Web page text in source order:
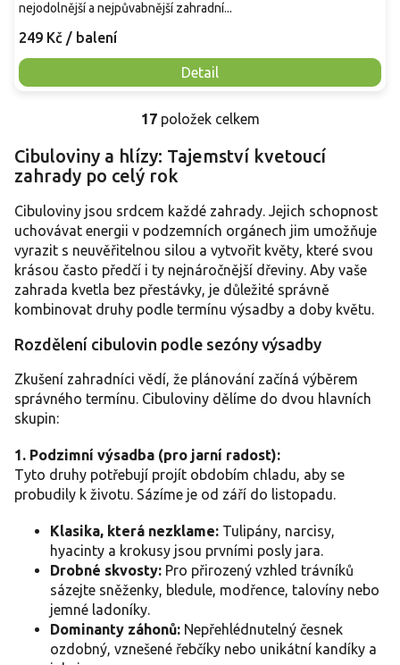
249 Kč / balení
Detail
nejodolnější a nejpůvabnější zahradní...
O
l
a
c
í
p
r
v
k
v
p
i
17položek celkem
Cibuloviny a hlízy: Tajemství kvetoucí
zahrady po celý rok
Cibuloviny jsou srdcem každé zahrady. Jejich schopnost
uchovávat energii v podzemních orgánech jim umožňuje
vyrazit s neuvěřitelnou silou a vytvořit květy, které svou
krásou často předčí i ty nejnáročnější dřeviny. Aby vaše
zahrada kvetla bez přestávky, je důležité správně
kombinovat druhy podle termínu výsadby a doby květu.
Rozdělení cibulovin podle sezóny výsadby
Zkušení zahradníci vědí, že plánování začíná výběrem
správného termínu. Cibuloviny dělíme do dvou hlavních
skupin:
1. Podzimní výsadba (pro jarní radost):
Tyto druhy potřebují projít obdobím chladu, aby se
probudily k životu. Sázíme je od září do listopadu.
Klasika, která nezklame: Tulipány, narcisy,
hyacinty a krokusy jsou prvními posly jara.
Drobné skvosty: Pro přirozený vzhled trávníků
sázejte sněženky, bledule, modřence, talovíny nebo
jemné ladoníky.
Dominanty záhonů: Nepřehlédnutelný česnek
ozdobný, vznešené řebčíky nebo unikátní kandíky a